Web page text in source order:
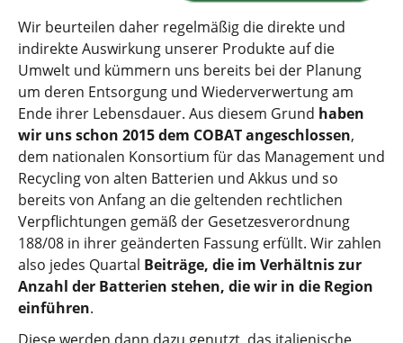
Wir beurteilen daher regelmäßig die direkte und
indirekte Auswirkung unserer Produkte auf die
Umwelt und kümmern uns bereits bei der Planung
um deren Entsorgung und Wiederverwertung am
Ende ihrer Lebensdauer. Aus diesem Grund haben
wir uns schon 2015 dem COBAT angeschlossen,
dem nationalen Konsortium für das Management und
Recycling von alten Batterien und Akkus und so
bereits von Anfang an die geltenden rechtlichen
Verpflichtungen gemäß der Gesetzesverordnung
188/08 in ihrer geänderten Fassung erfüllt. Wir zahlen
also jedes Quartal Beiträge, die im Verhältnis zur
Anzahl der Batterien stehen, die wir in die Region
einführen.